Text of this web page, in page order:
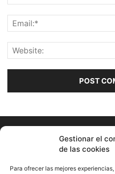
Gestionar el
de las cookies
Para ofrecer las mejores